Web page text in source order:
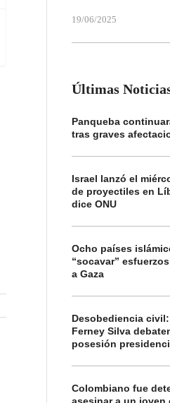
19/06/2025
Últimas
Panqueba
tras graves
Israel lanzó el
de proyectiles en
dice ONU
Ocho países
“socavar”
a Gaza
Desobediencia
Ferney Silva
posesión
Colombiano fue